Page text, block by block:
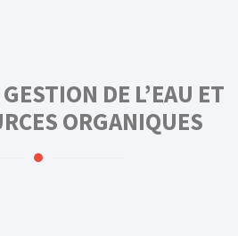
DE L’EAU ET
ORGANIQUES